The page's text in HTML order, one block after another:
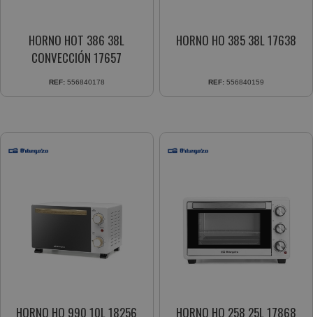
HORNO HOT 386 38L
CONVECCIÓN 17657
REF: 556840178
HORNO HO 385 38L 17638
REF: 556840159
HORNO HO 990 10L 18256 HORNO HO 258 25L 17868